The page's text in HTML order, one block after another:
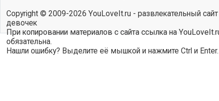
Copyright © 2009-2026 YouLoveIt.ru - развлекательный
девочек
При копировании материалов с сайта ссылка на
обязательна.
Нашли ошибку? Выделите её мышкой и нажмите Ctrl и Enter.